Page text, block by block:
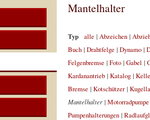
Mantelhalter
Typ alle| Abzeichen|
Buch| Drahtfelge| Dynamo|
Felgenbremse| Foto| Gabel |
Kardanantrieb| Katalog|
Bremse| Kotschützer|
Mantelhalter| Motorradpumpe
Pumpenhalterungen|